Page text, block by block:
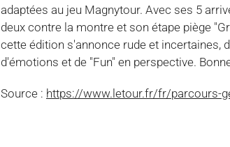
adaptées au jeu Magnytour. Avec ses 5
deux contre la montre et son étape piège
cette édition s'annonce rude et incertaines,
d'émotions et de "Fun" en perspective.
Source : https://www.letour.fr/fr/parcours-